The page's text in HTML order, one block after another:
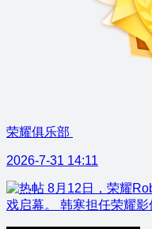
荣耀俱乐部
2026-7-31 14:11
8月12日，荣耀
戏启幕。 韩寒担任荣耀影